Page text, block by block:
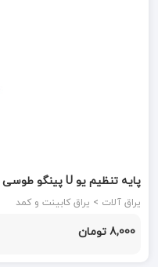
پایه تنظیم یو U پینگو طوسی باربد
یراق آلات > یراق کابینت و کمد
8,000 تومان